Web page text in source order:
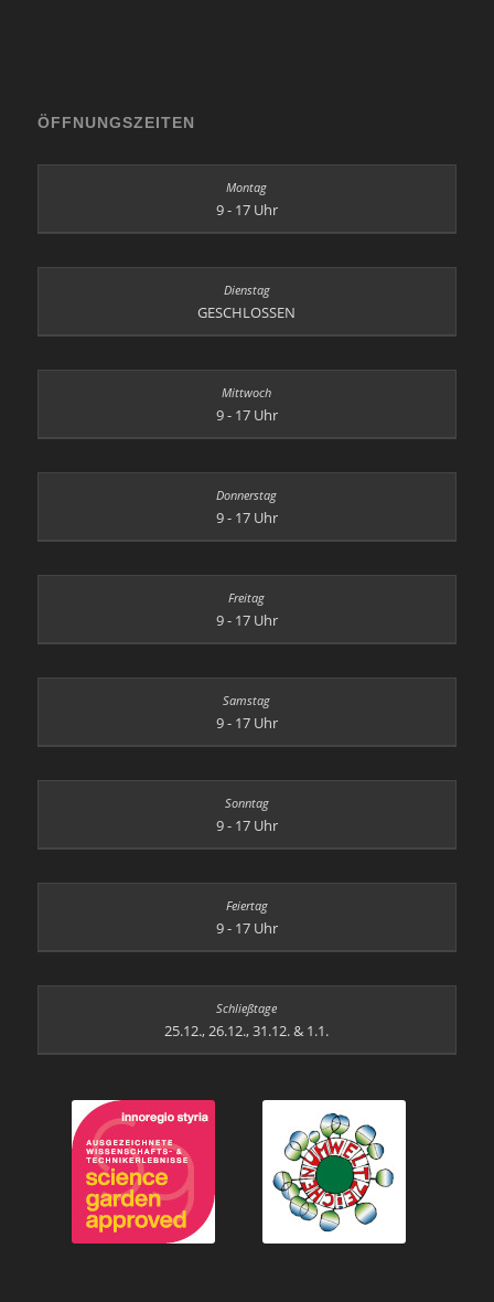
ÖFFNUNGSZEITEN
9 - 17 Uhr
GESCHLOSSEN
9 - 17 Uhr
9 - 17 Uhr
9 - 17 Uhr
9 - 17 Uhr
9 - 17 Uhr
9 - 17 Uhr
25.12., 26.12., 31.12. & 1.1.